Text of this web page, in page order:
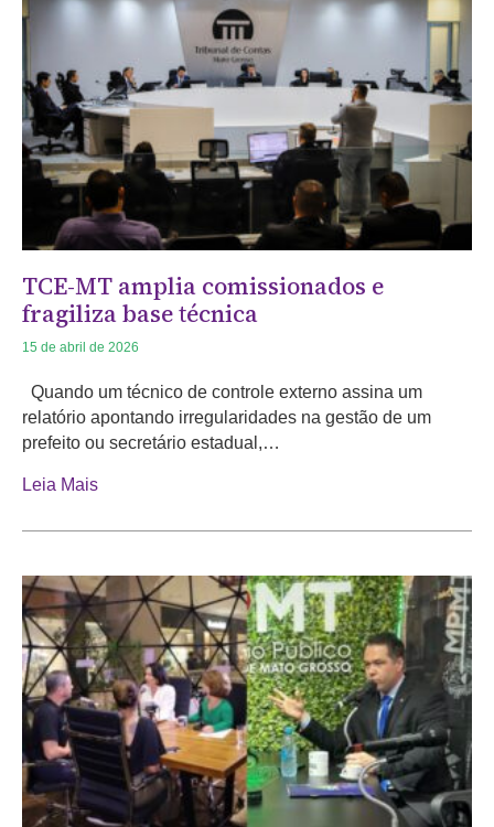
TCE-MT amplia comissionados e
fragiliza base técnica
15 de abril de 2026
Quando um técnico de controle externo assina um
relatório apontando irregularidades na gestão de um
prefeito ou secretário estadual,…
Leia Mais